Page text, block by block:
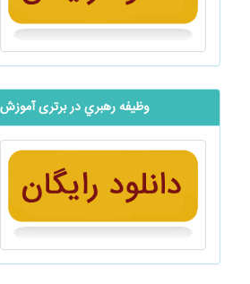
وظیفه رهبري در برتری